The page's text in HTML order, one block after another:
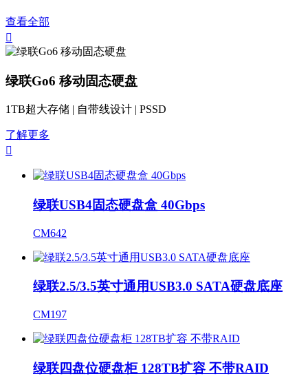
查看全部

绿联Go6 移动固态硬盘
1TB超大存储 | 自带线设计 | PSSD
了解更多

绿联USB4固态硬盘盒 40Gbps
CM642
绿联2.5/3.5英寸通用USB3.0 SATA硬盘底座
CM197
绿联四盘位硬盘柜 128TB扩容 不带RAID